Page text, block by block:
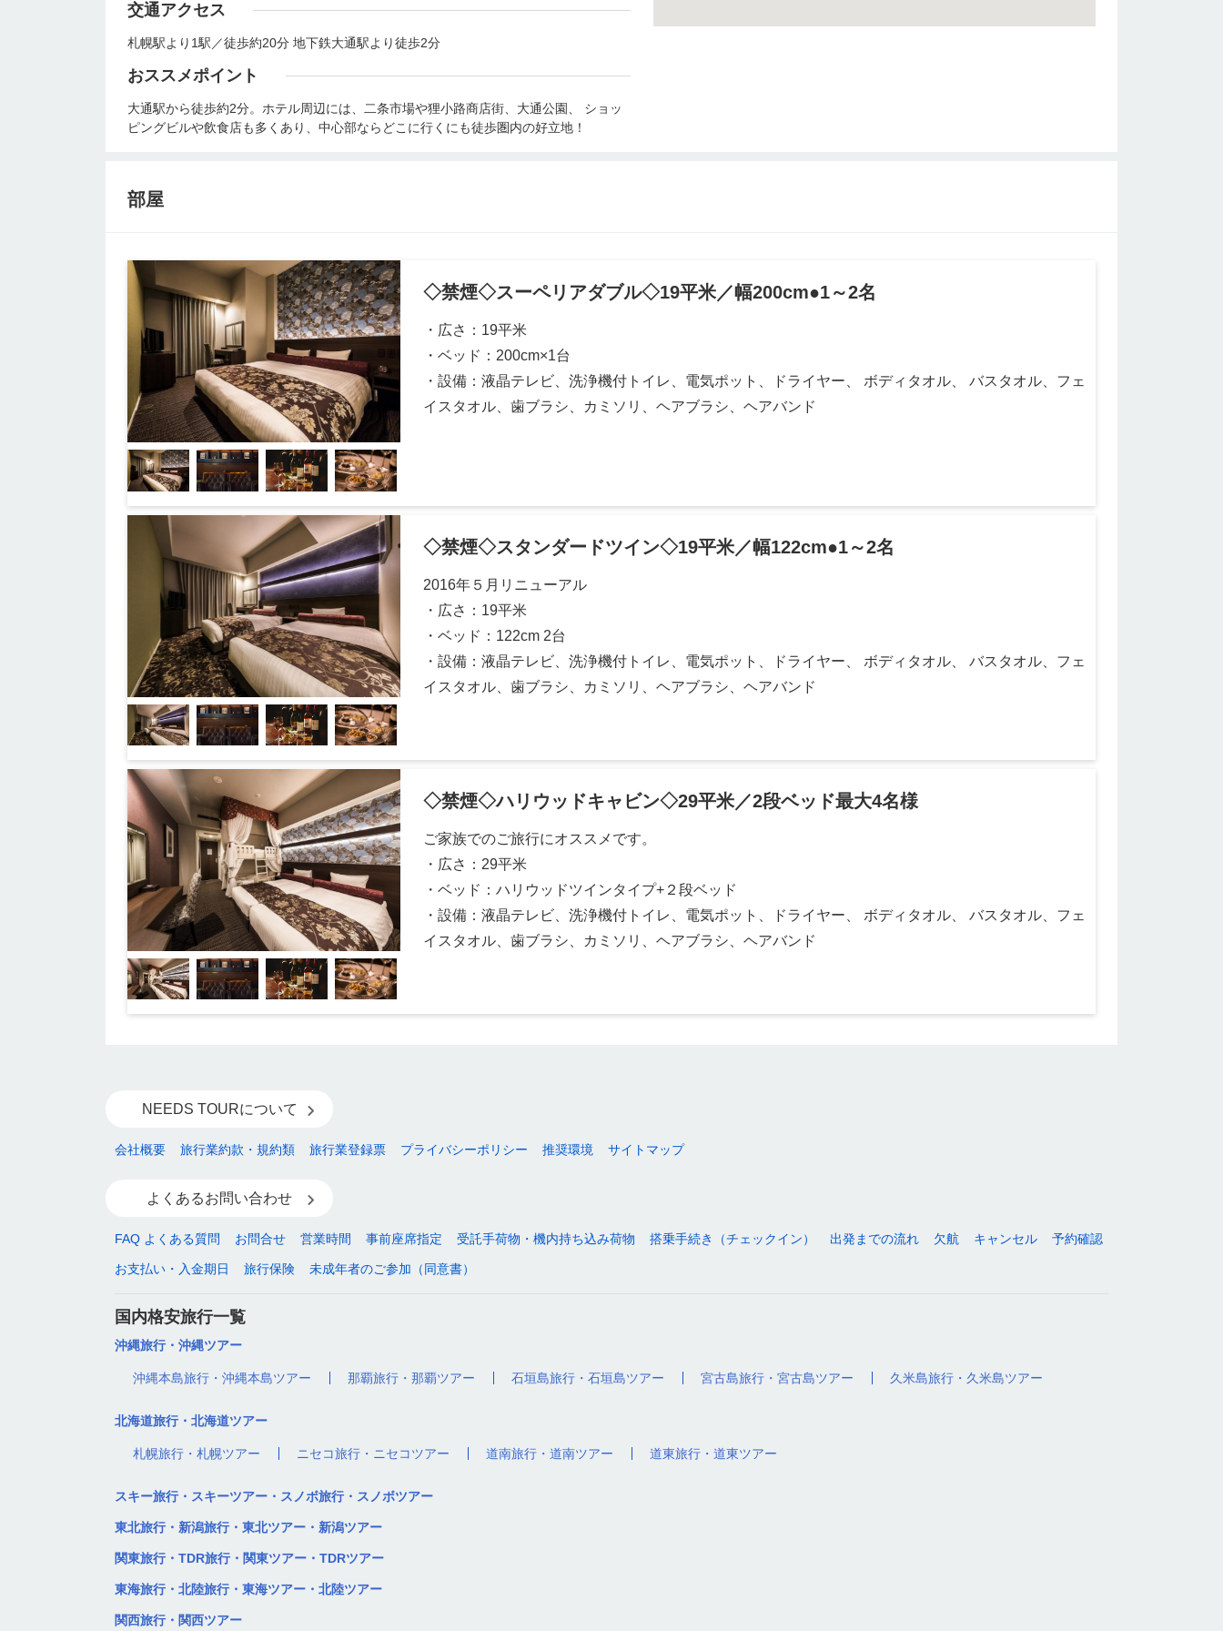
交通アクセス
札幌駅より1駅／徒歩約20分 地下鉄大通駅より徒歩2分
おススメポイント
大通駅から徒歩約2分。ホテル周辺には、二条市場や狸小路商店街、大通公園、 ショッ
ピングビルや飲食店も多くあり、中心部ならどこに行くにも徒歩圏内の好立地！
部屋
◇禁煙◇スーペリアダブル◇19平米／幅200cm●1～2名
・広さ：19平米
・ベッド：200cm×1台
・設備：液晶テレビ、洗浄機付トイレ、電気ポット、ドライヤー、 ボディタオル、 バスタオル、フェ
イスタオル、歯ブラシ、カミソリ、ヘアブラシ、ヘアバンド
◇禁煙◇スタンダードツイン◇19平米／幅122cm●1～2名
2016年５月リニューアル
・広さ：19平米
・ベッド：122cm 2台
・設備：液晶テレビ、洗浄機付トイレ、電気ポット、ドライヤー、 ボディタオル、 バスタオル、フェ
イスタオル、歯ブラシ、カミソリ、ヘアブラシ、ヘアバンド
◇禁煙◇ハリウッドキャビン◇29平米／2段ベッド最大4名様
ご家族でのご旅行にオススメです。
・広さ：29平米
・ベッド：ハリウッドツインタイプ+２段ベッド
・設備：液晶テレビ、洗浄機付トイレ、電気ポット、ドライヤー、 ボディタオル、 バスタオル、フェ
イスタオル、歯ブラシ、カミソリ、ヘアブラシ、ヘアバンド
NEEDS TOURについて
会社概要 旅行業約款・規約類 旅行業登録票 プライバシーポリシー 推奨環境 サイトマップ
よくあるお問い合わせ
FAQ よくある質問 お問合せ 営業時間 事前座席指定 受託手荷物・機内持ち込み荷物 搭乗手続き（チェックイン） 出発までの流れ 欠航 キャンセル 予約確認
お支払い・入金期日 旅行保険 未成年者のご参加（同意書）
国内格安旅行一覧
沖縄旅行・沖縄ツアー
沖縄本島旅行・沖縄本島ツアー 那覇旅行・那覇ツアー 石垣島旅行・石垣島ツアー 宮古島旅行・宮古島ツアー 久米島旅行・久米島ツアー
北海道旅行・北海道ツアー
札幌旅行・札幌ツアー ニセコ旅行・ニセコツアー 道南旅行・道南ツアー 道東旅行・道東ツアー
スキー旅行・スキーツアー・スノボ旅行・スノボツアー
東北旅行・新潟旅行・東北ツアー・新潟ツアー
関東旅行・TDR旅行・関東ツアー・TDRツアー
東海旅行・北陸旅行・東海ツアー・北陸ツアー
関西旅行・関西ツアー